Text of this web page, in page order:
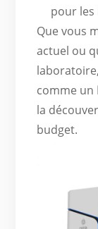
pour les
Que vous
actuel ou
laboratoire,
comme un
la
budget.